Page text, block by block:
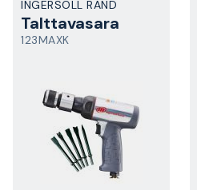
INGERSOLL RAND
Talttavasara
123MAXK